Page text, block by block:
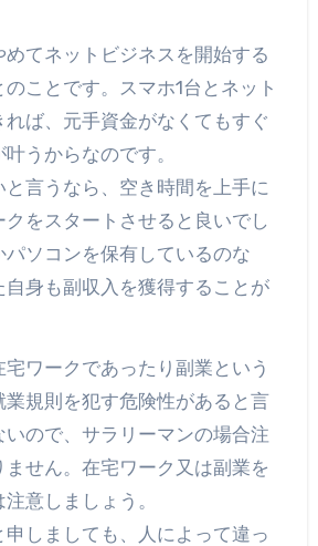
てネットビジネスを開始する
ことです。スマホ1台とネット
ば、元手資金がなくてもすぐ
うからなのです。
言うなら、空き時間を上手に
をスタートさせると良いでし
パソコンを保有しているのな
自身も副収入を獲得することが
ワークであったり副業という
業規則を犯す危険性があると言
いので、サラリーマンの場合注
せん。在宅ワーク又は副業を
意しましょう。
しましても、人によって違っ